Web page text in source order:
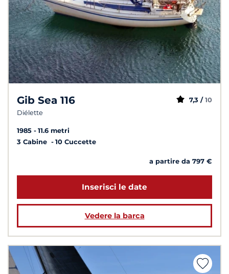
Gib Sea 116
Diélette
7,3 / 10
1985
11.6 metri
3 Cabine
10 Cuccette
a partire da 797 €
Inserisci le date
Vedere la barca